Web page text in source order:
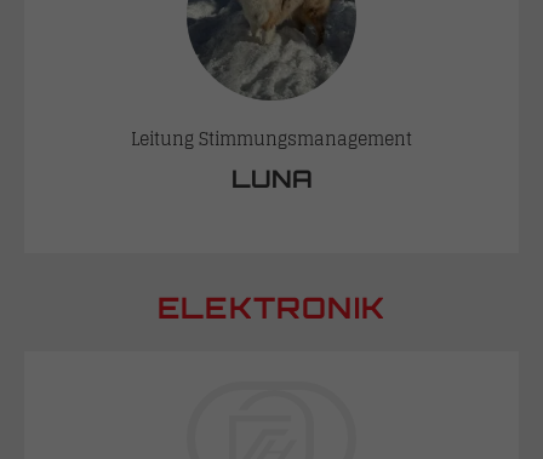
Leitung Stimmungsmanagement
LUNA
ELEKTRONIK